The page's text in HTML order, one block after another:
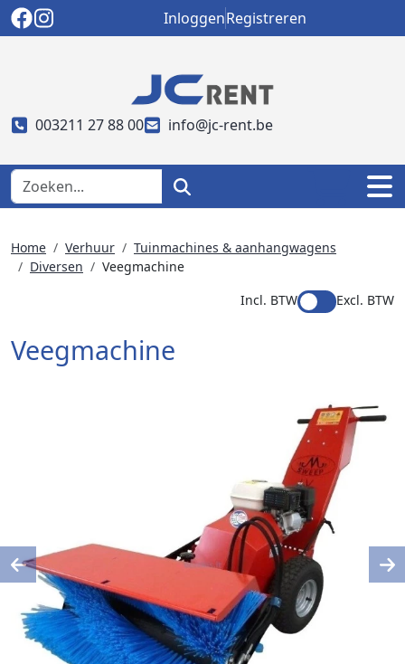
InloggenRegistreren
003211 27 88 00 info@jc-rent.be
Home Verhuur
Tuinmachines & aanhangwagens
Diversen
Veegmachine
Incl. BTW
Excl. BTW
Veegmachine
Previous